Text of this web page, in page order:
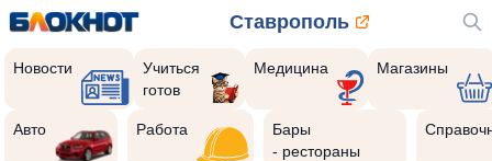
Ставрополь
Новости
Учиться
готов
Медицина Магазины
Авто Работа
Бары
- рестораны